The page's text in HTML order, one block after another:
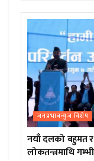
जनप्रभाबन्युज विशेष
नयाँ दलको बहुमत
लोकतन्त्रमाथि